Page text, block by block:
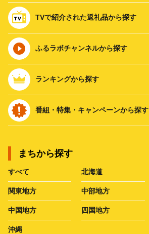
TVで紹介された返礼品から探す
ふるラボチャンネルから探す
ランキングから探す
番組・特集・キャンペーンから探す
まちから探す
すべて 北海道
関東地方 中部地方
中国地方 四国地方
沖縄